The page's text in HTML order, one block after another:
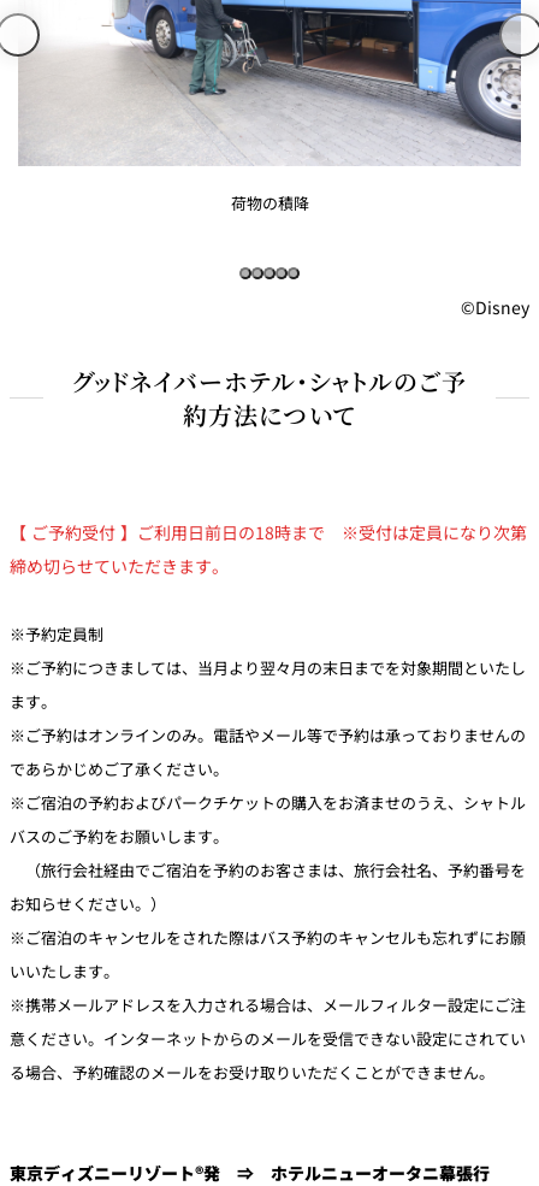
荷物の積降
©Disney
グッドネイバーホテル・シャトルのご予
約方法について
【 ご予約受付 】ご利用日前日の18時まで ※受付は定員になり次第
締め切らせていただきます。
※予約定員制
※ご予約につきましては、当月より翌々月の末日までを対象期間といたし
ます。
※ご予約はオンラインのみ。電話やメール等で予約は承っておりませんの
であらかじめご了承ください。
※ご宿泊の予約およびパークチケットの購入をお済ませのうえ、シャトル
バスのご予約をお願いします。
（旅行会社経由でご宿泊を予約のお客さまは、旅行会社名、予約番号を
お知らせください。）
※ご宿泊のキャンセルをされた際はバス予約のキャンセルも忘れずにお願
いいたします。
※携帯メールアドレスを入力される場合は、メールフィルター設定にご注
意ください。インターネットからのメールを受信できない設定にされてい
る場合、予約確認のメールをお受け取りいただくことができません。
東京ディズニーリゾート®発 ⇒ ホテルニューオータニ幕張行